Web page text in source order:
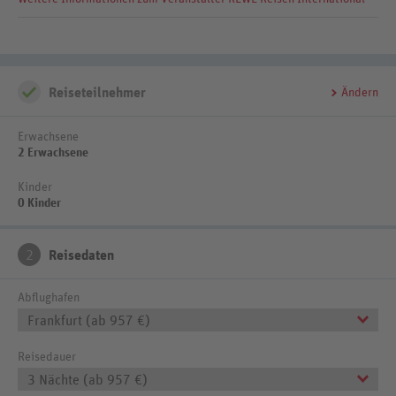
Reiseteilnehmer Ändern
Erwachsene
2 Erwachsene
Kinder
0 Kinder
2 Reisedaten
Abflughafen
Frankfurt (ab 957 €)
Reisedauer
3 Nächte (ab 957 €)